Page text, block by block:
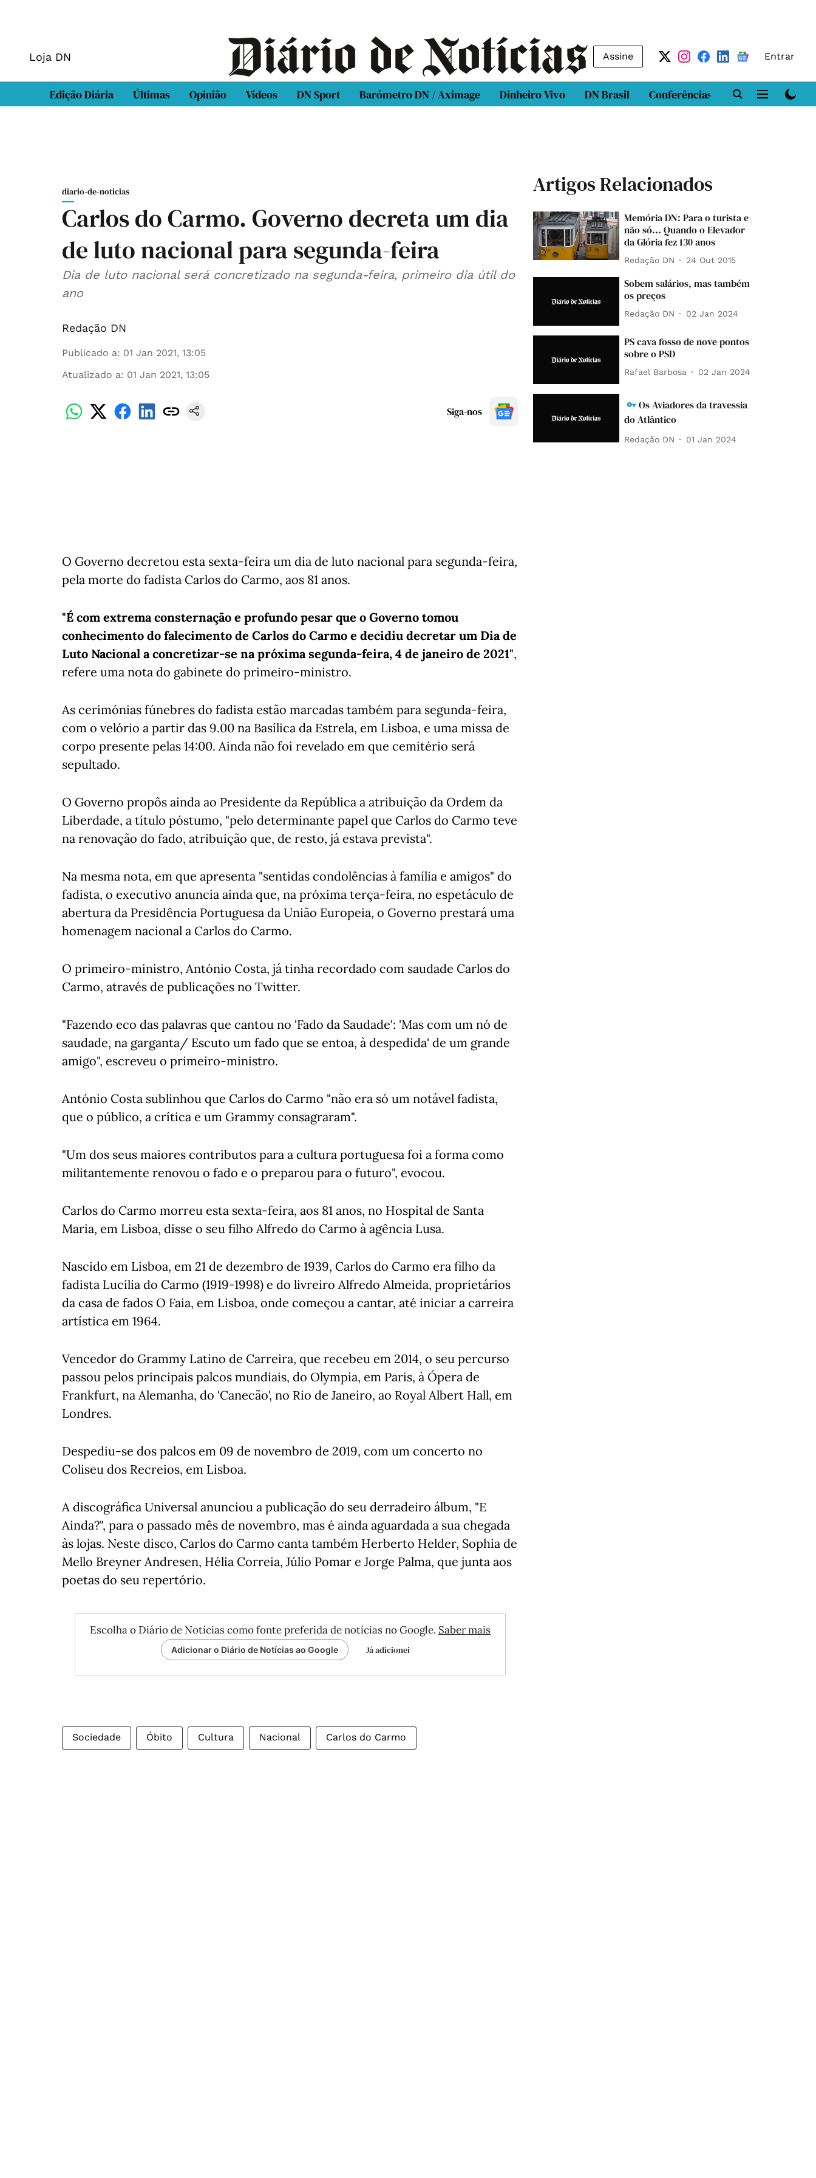
Loja DN Assine Entrar
Edição Diária Últimas Opinião Vídeos DN Sport Barómetro DN / Aximage Dinheiro Vivo DN Brasil Conferências DN LAB
diario-de-noticias
Carlos do Carmo. Governo decreta um dia
de luto nacional para segunda-feira
Dia de luto nacional será concretizado na segunda-feira, primeiro dia útil do
ano
Redação DN
Publicado a: 01 Jan 2021, 13:05
Atualizado a: 01 Jan 2021, 13:05
Siga-nos
O Governo decretou esta sexta-feira um dia de luto nacional para segunda-feira,
pela morte do fadista Carlos do Carmo, aos 81 anos.
"É com extrema consternação e profundo pesar que o Governo tomou
conhecimento do falecimento de Carlos do Carmo e decidiu decretar um Dia de
Luto Nacional a concretizar-se na próxima segunda-feira, 4 de janeiro de 2021",
refere uma nota do gabinete do primeiro-ministro.
As cerimónias fúnebres do fadista estão marcadas também para segunda-feira,
com o velório a partir das 9.00 na Basílica da Estrela, em Lisboa, e uma missa de
corpo presente pelas 14:00. Ainda não foi revelado em que cemitério será
sepultado.
O Governo propôs ainda ao Presidente da República a atribuição da Ordem da
Liberdade, a título póstumo, "pelo determinante papel que Carlos do Carmo teve
na renovação do fado, atribuição que, de resto, já estava prevista".
Na mesma nota, em que apresenta "sentidas condolências à família e amigos" do
fadista, o executivo anuncia ainda que, na próxima terça-feira, no espetáculo de
abertura da Presidência Portuguesa da União Europeia, o Governo prestará uma
homenagem nacional a Carlos do Carmo.
O primeiro-ministro, António Costa, já tinha recordado com saudade Carlos do
Carmo, através de publicações no Twitter.
"Fazendo eco das palavras que cantou no 'Fado da Saudade': 'Mas com um nó de
saudade, na garganta/ Escuto um fado que se entoa, à despedida' de um grande
amigo", escreveu o primeiro-ministro.
António Costa sublinhou que Carlos do Carmo "não era só um notável fadista,
que o público, a crítica e um Grammy consagraram".
"Um dos seus maiores contributos para a cultura portuguesa foi a forma como
militantemente renovou o fado e o preparou para o futuro", evocou.
Carlos do Carmo morreu esta sexta-feira, aos 81 anos, no Hospital de Santa
Maria, em Lisboa, disse o seu filho Alfredo do Carmo à agência Lusa.
Nascido em Lisboa, em 21 de dezembro de 1939, Carlos do Carmo era filho da
fadista Lucília do Carmo (1919-1998) e do livreiro Alfredo Almeida, proprietários
da casa de fados O Faia, em Lisboa, onde começou a cantar, até iniciar a carreira
artística em 1964.
Vencedor do Grammy Latino de Carreira, que recebeu em 2014, o seu percurso
passou pelos principais palcos mundiais, do Olympia, em Paris, à Ópera de
Frankfurt, na Alemanha, do 'Canecão', no Rio de Janeiro, ao Royal Albert Hall, em
Londres.
Despediu-se dos palcos em 09 de novembro de 2019, com um concerto no
Coliseu dos Recreios, em Lisboa.
A discográfica Universal anunciou a publicação do seu derradeiro álbum, "E
Ainda?", para o passado mês de novembro, mas é ainda aguardada a sua chegada
às lojas. Neste disco, Carlos do Carmo canta também Herberto Helder, Sophia de
Mello Breyner Andresen, Hélia Correia, Júlio Pomar e Jorge Palma, que junta aos
poetas do seu repertório.
Escolha o Diário de Notícias como fonte preferida de notícias no Google. Saber mais
Adicionar o Diário de Notícias ao Google Já adicionei
Sociedade Óbito Cultura Nacional Carlos do Carmo
Artigos Relacionados
Memória DN: Para o turista e
não só... Quando o Elevador
da Glória fez 130 anos
Redação DN 24 Out 2015
Sobem salários, mas também
os preços
Redação DN 02 Jan 2024
PS cava fosso de nove pontos
sobre o PSD
Rafael Barbosa 02 Jan 2024
Os Aviadores da travessia
do Atlântico
Redação DN 01 Jan 2024